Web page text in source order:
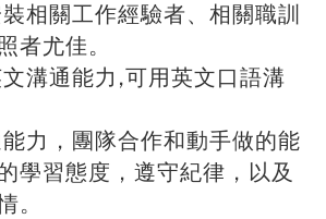
相關工作經驗者、相關職訓
者尤佳。
溝通能力,可用英文口語溝
力，團隊合作和動手做的能
學習態度，遵守紀律，以及
。